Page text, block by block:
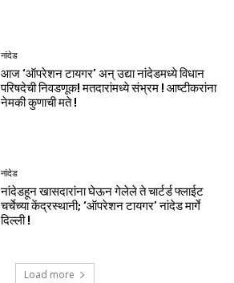
नांदेड
आज ‘ऑपरेशन टायगर’ अन् उद्या नांदेडमध्ये विधान
परिषदेची निवडणूक! मतदारांमध्ये संभ्रम ! आष्टीकरांना
नेमकी कुणाची मते !
नांदेड
नांदेडहून खासदारांना घेऊन गेलेले ते चार्टर्ड फ्लाईट
चर्चेच्या केंद्रस्थानी; ‘ऑपरेशन टायगर’ नांदेड मार्गे
दिल्ली !
Load more